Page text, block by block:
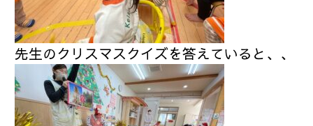
先生のクリスマスクイズを答えていると、、